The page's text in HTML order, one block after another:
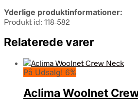
Yderlige produktinformationer:
Produkt id: 118-582
Relaterede varer
På Udsalg! 6%
Aclima Woolnet